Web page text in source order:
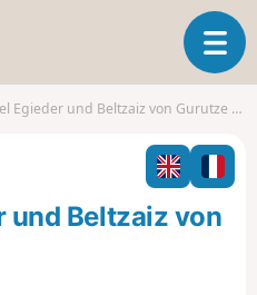
T
o
l
n
a
Egieder und Beltzaiz von Gurutze aus
und Beltzaiz von